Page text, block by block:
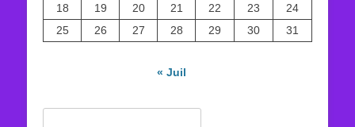
18
19 20 21 22 23
24
25
26 27 28 29 30 31
« Juil